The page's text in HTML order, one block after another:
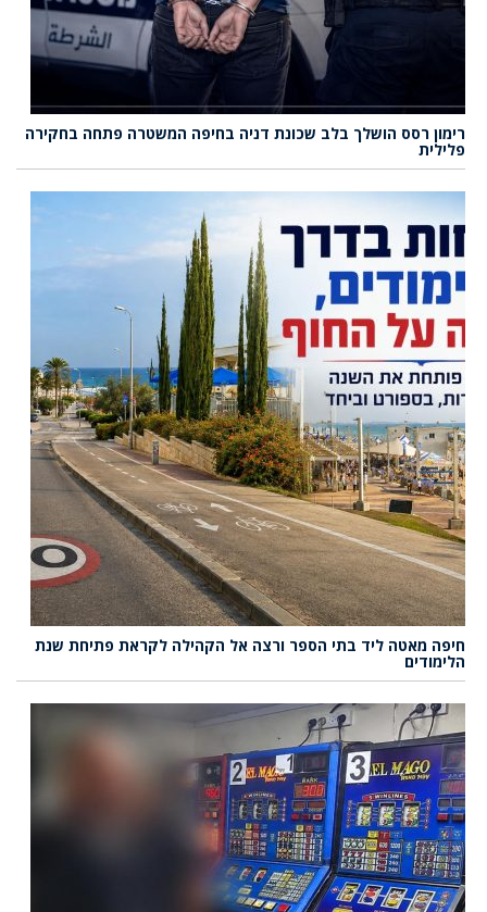
רימון רסס הושלך בלב שכונת דניה בחיפה המשטרה פתחה בחקירה
פלילית
חיפה מאטה ליד בתי הספר ורצה אל הקהילה לקראת פתיחת שנת
הלימודים